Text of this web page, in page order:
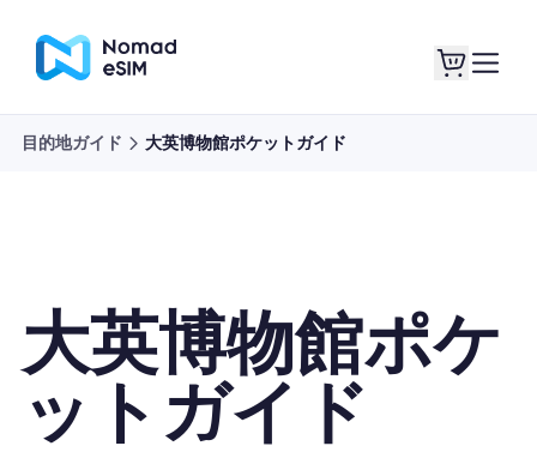
ショッププラン
目的地ガイド 大英博物館ポケットガイド
大英博物館ポケ
ットガイド